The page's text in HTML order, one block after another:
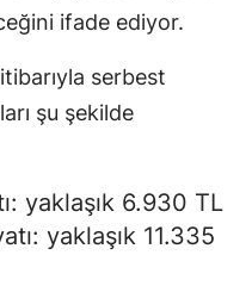
ifade ediyor.
serbest
şu şekilde
yaklaşık 6.930 TL
yaklaşık 11.335